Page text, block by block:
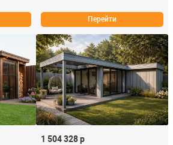
Перейти
1 504 328 р